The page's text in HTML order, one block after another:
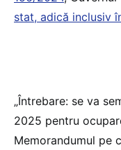
stat, adică inclusiv
„Întrebare: se va
2025 pentru
Memorandumul pe